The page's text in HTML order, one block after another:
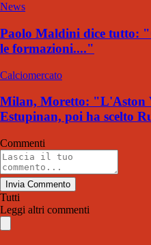
News
Paolo Maldini dice tutto:
le formazioni...."
Calciomercato
Milan, Moretto: "L'Aston
Estupinan, poi ha scelto
Commenti
Invia Commento
Tutti
Leggi altri commenti